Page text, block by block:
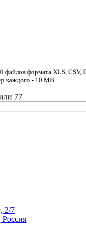
формата XLS, CSV,
каждого - 10 MB
77
2/7
Россия